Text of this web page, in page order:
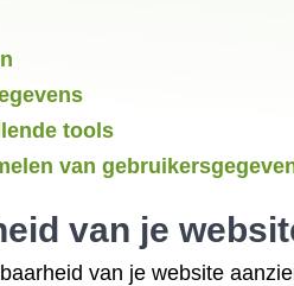
tools
van
van je
van je website